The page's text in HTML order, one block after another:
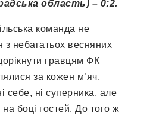
область) – 0:2.
команда не
небагатьох весняних
гравцям ФК
за кожен м’яч,
себе, ні суперника, але
боці гостей. До того ж